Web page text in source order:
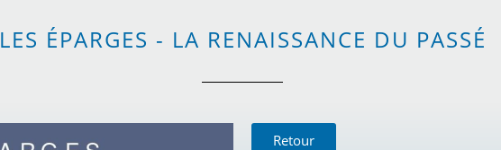
LES ÉPARGES - LA RENAISSANCE DU PASSÉ
Retour